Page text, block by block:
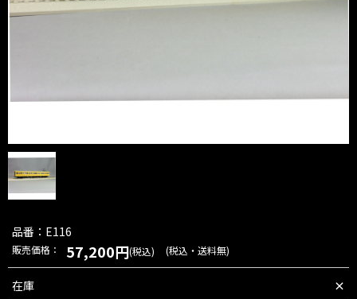
品番：E116
販売価格： 57,200円(税込) (税込・送料無)
在庫 ×